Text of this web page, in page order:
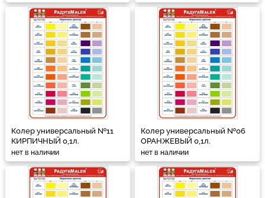
Колер универсальный №11
КИРПИЧНЫЙ 0,1л.
нет в наличии
Колер универсальный №06
ОРАНЖЕВЫЙ 0,1л.
нет в наличии